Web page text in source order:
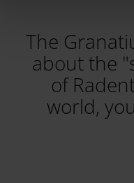
The
about the
of
world,